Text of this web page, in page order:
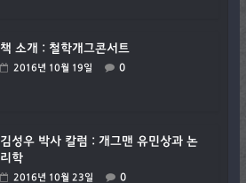
책 소개 : 철학개그콘서트
2016년 10월 19일 0
김성우 박사 칼럼 : 개그맨 유민상과 논
리학
2016년 10월 23일 0